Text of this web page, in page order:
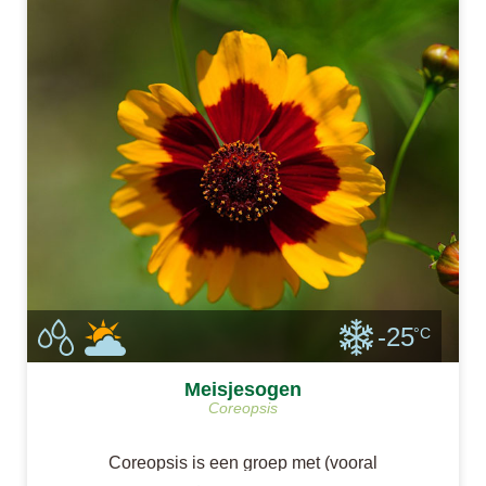
Meisjesogen
Coreopsis
-25°C
Coreopsis is een groep met (vooral